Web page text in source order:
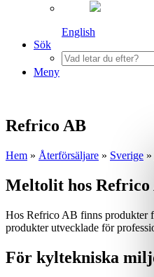
English
Sök
Meny
Refrico AB
Hem » Återförsäljare » Sverige »
Meltolit hos Refrico
Hos Refrico AB finns produkter
produkter utvecklade för
För kyltekniska